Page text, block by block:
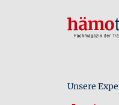
Unsere